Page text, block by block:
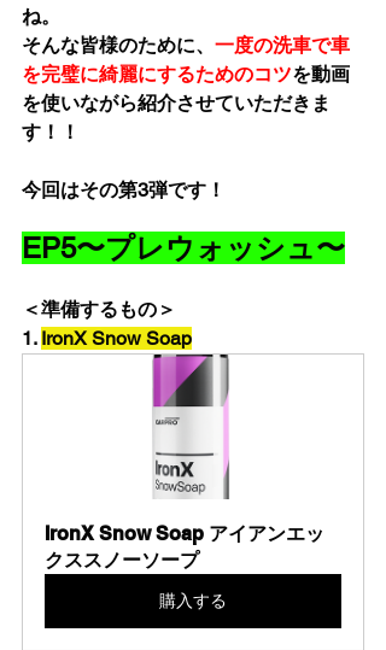
ね。
そんな皆様のために、 一度の洗車で車
を完璧に綺麗にするためのコツを動画
を使いながら紹介させていただきま
す！！
今回はその第3弾です！
EP5〜プレウォッシュ〜
＜準備するもの＞
1. IronX Snow Soap
IronX Snow Soap アイアンエッ
クススノーソープ
購入する